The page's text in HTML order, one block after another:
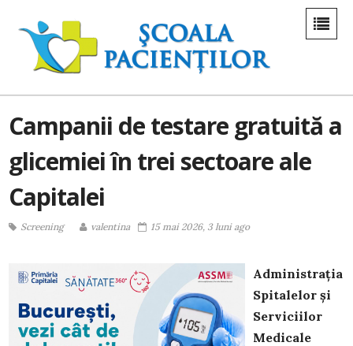
Campanii de testare gratuită a
glicemiei în trei sectoare ale
Capitalei
Screening valentina 15 mai 2026, 3 luni ago
Administrația
Spitalelor și
Serviciilor
Medicale